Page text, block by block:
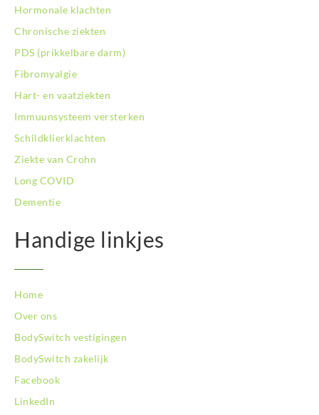
BodySwitch Rotterdam-Centrum
BodySwitch Rotterdam-Kralingen
BodySwitch Rotterdam-Oost
BodySwitch Schiedam
BodySwitch Tiel
BodySwitch Tilburg
BodySwitch Utrecht
BodySwitch Veluwe
BodySwitch Vlaardingen
BodySwitch Wageningen
BodySwitch Zaandam
BodySwitch Zeist
BodySwitch Zoetermeer
BodySwitch Zwolle
Hormonale klachten
Chronische ziekten
PDS (prikkelbare darm)
Fibromyalgie
Hart- en vaatziekten
Immuunsysteem versterken
Schildklierklachten
Ziekte van Crohn
Long COVID
Dementie
Handige linkjes
Home
Over ons
BodySwitch vestigingen
BodySwitch zakelijk
Facebook
LinkedIn